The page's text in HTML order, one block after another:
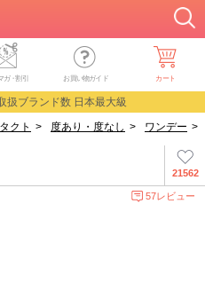
ガ・割引 お買い物ガイド カート
扱ブランド数 日本最大級
クト > 度あり・度なし > ワンデー >
21562
57レビュー